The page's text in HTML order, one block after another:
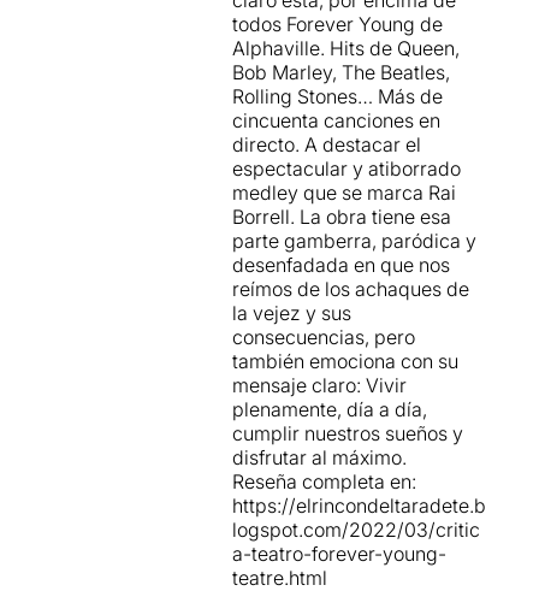
todos Forever Young de
Alphaville. Hits de Queen,
Bob Marley, The Beatles,
Rolling Stones… Más de
cincuenta canciones en
directo. A destacar el
espectacular y atiborrado
medley que se marca Rai
Borrell. La obra tiene esa
parte gamberra, paródica y
desenfadada en que nos
reímos de los achaques de
la vejez y sus
consecuencias, pero
también emociona con su
mensaje claro: Vivir
plenamente, día a día,
cumplir nuestros sueños y
disfrutar al máximo.
Reseña completa en:
https://elrincondeltaradete.b
logspot.com/2022/03/critic
a-teatro-forever-young-
teatre.html